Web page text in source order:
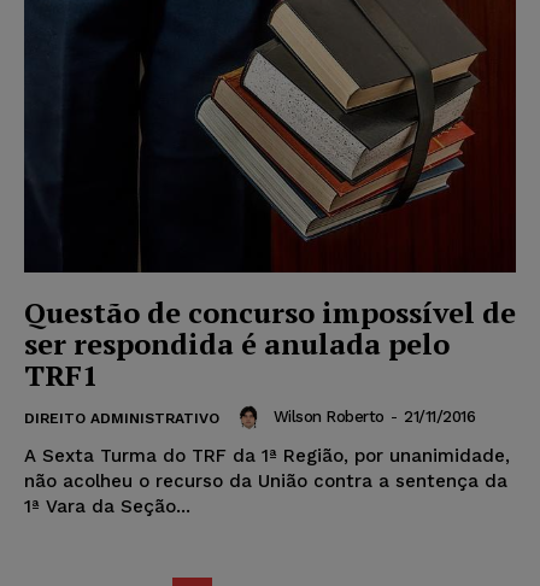
Questão de concurso impossível de
ser respondida é anulada pelo
TRF1
DIREITO ADMINISTRATIVO Wilson Roberto - 21/11/2016
A Sexta Turma do TRF da 1ª Região, por unanimidade,
não acolheu o recurso da União contra a sentença da
1ª Vara da Seção...